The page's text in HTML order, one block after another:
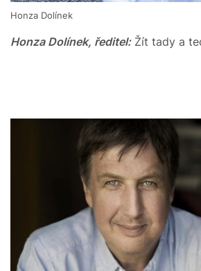
Honza Dolínek
Honza Dolínek, ředitel:Žít tady a